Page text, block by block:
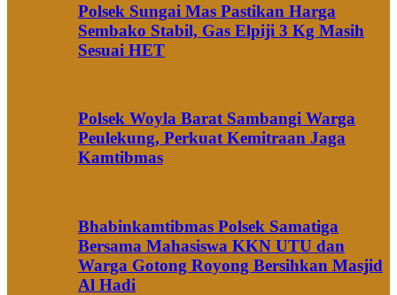
Polsek Sungai Mas Pastikan Harga
Sembako Stabil, Gas Elpiji 3 Kg Masih
Sesuai HET
Polsek Woyla Barat Sambangi Warga
Peulekung, Perkuat Kemitraan Jaga
Kamtibmas
Bhabinkamtibmas Polsek Samatiga
Bersama Mahasiswa KKN UTU dan
Warga Gotong Royong Bersihkan Masjid
Al Hadi